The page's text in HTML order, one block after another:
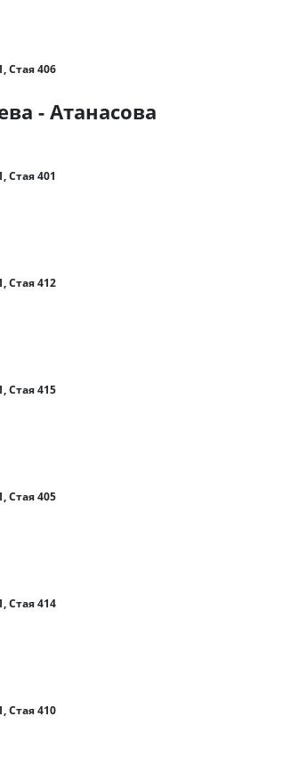
Стая 406
- Атанасова
Стая 401
Стая 412
Стая 415
Стая 405
Стая 414
Стая 410